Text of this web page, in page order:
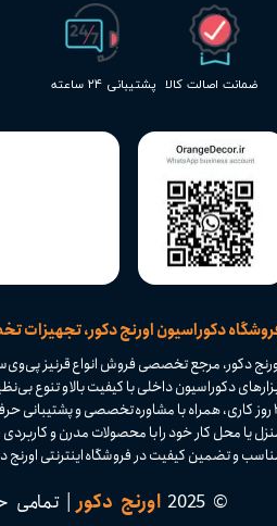
دکوراسیون اورنج دکور،
پشتیبانی ۲۴ ساعته ضمانت اصالت کالا
دکور، مرجع تخصصی فروش انواع قرنیز
۴ روز کاری، همراه با مشاوره تخصصی و پشتیبانی
یا محل کار خود را با محصولات مدرن و
و تضمین کیفیت در فروشگاه اینترنتی اورنج
© 2025 اورنج دکور| تمامی